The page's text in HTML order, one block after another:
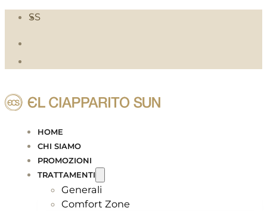
SS
HOME
CHI SIAMO
PROMOZIONI
TRATTAMENTI
Generali
Comfort Zone